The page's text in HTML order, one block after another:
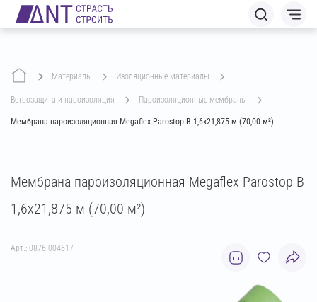
Материалы изоляционные материалы
ветрозащита и пароизоляция пароизоляционные мембраны
Мембрана пароизоляционная Megaflex Parostop B 1,6х21,875 м (70,00 м²)
Мембрана пароизоляционная Megaflex Parostop B
1,6х21,875 м (70,00 м²)
Арт.: 0876.004617